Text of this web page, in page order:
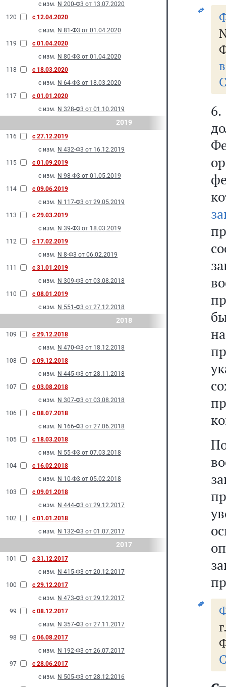
с изм. N 200-Ф3 от 13.07.2020
120
с 12.04.2020
с изм. N 81-Ф3 от 01.04.2020
119
с 01.04.2020
с изм. N 80-Ф3 от 01.04.2020
118
с 18.03.2020
с изм. N 64-Ф3 от 18.03.2020
117
с 01.01.2020
с изм. N 328-Ф3 от 01.10.2019
2019
116
с 27.12.2019
с изм. N 432-Ф3 от 16.12.2019
115
с 01.09.2019
с изм. N 98-Ф3 от 01.05.2019
114
с 09.06.2019
с изм. N 117-Ф3 от 29.05.2019
113
с 29.03.2019
с изм. N 39-Ф3 от 18.03.2019
112
с 17.02.2019
с изм. N 8-Ф3 от 06.02.2019
111
с 31.01.2019
с изм. N 309-Ф3 от 03.08.2018
110
с 08.01.2019
с изм. N 551-Ф3 от 27.12.2018
2018
109
с 29.12.2018
с изм. N 470-Ф3 от 18.12.2018
108
с 09.12.2018
с изм. N 445-Ф3 от 28.11.2018
107
с 03.08.2018
с изм. N 307-Ф3 от 03.08.2018
106
с 08.07.2018
с изм. N 166-Ф3 от 27.06.2018
105
с 18.03.2018
с изм. N 55-Ф3 от 07.03.2018
104
с 16.02.2018
с изм. N 10-Ф3 от 05.02.2018
103
с 09.01.2018
с изм. N 444-Ф3 от 29.12.2017
102
с 01.01.2018
с изм. N 132-Ф3 от 01.07.2017
2017
101
с 31.12.2017
с изм. N 415-Ф3 от 20.12.2017
100
с 29.12.2017
с изм. N 473-Ф3 от 29.12.2017
99
с 08.12.2017
с изм. N 357-Ф3 от 27.11.2017
98
с 06.08.2017
с изм. N 192-Ф3 от 26.07.2017
97
с 28.06.2017
с изм. N 505-Ф3 от 28.12.2016